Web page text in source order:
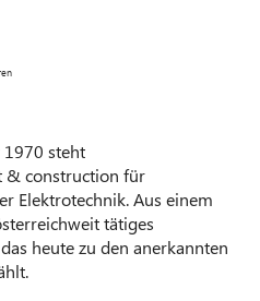
1970 steht
& construction für
Elektrotechnik. Aus einem
tätiges
heute zu den anerkannten